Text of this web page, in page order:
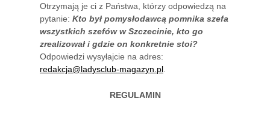
Otrzymają je ci z Państwa, którzy odpowiedzą na
pytanie: Kto był pomysłodawcą pomnika szefa
wszystkich szefów w Szczecinie, kto go
zrealizował i gdzie on konkretnie stoi?
Odpowiedzi wysyłajcie na adres:
redakcja@ladysclub-magazyn.pl
REGULAMIN